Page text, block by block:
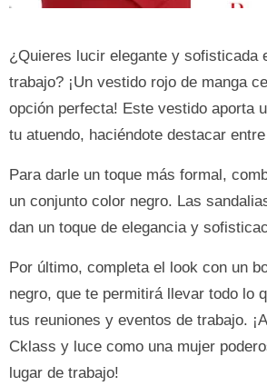
¿Quieres lucir elegante y sofisticada
trabajo? ¡Un vestido rojo de manga
opción perfecta! Este vestido aporta
tu atuendo, haciéndote destacar
Para darle un toque más formal,
un conjunto color negro. Las
dan un toque de elegancia y
Por último, completa el look con un
negro, que te permitirá llevar todo lo
tus reuniones y eventos de trabajo.
Cklass y luce como una mujer
lugar de trabajo!